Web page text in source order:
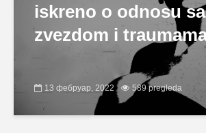
iskreno o odnosu
zvezdom i
13 фебруар, 2022 589 pregleda